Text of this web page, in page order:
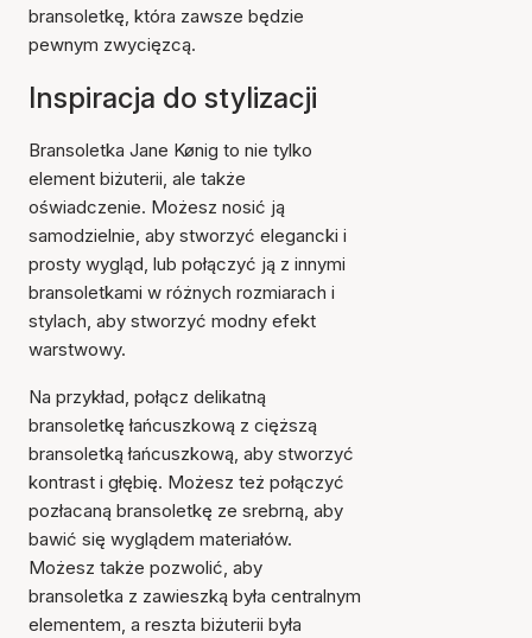
bransoletkę, która zawsze będzie
pewnym zwycięzcą.
Inspiracja do stylizacji
Bransoletka Jane Kønig to nie tylko
element biżuterii, ale także
oświadczenie. Możesz nosić ją
samodzielnie, aby stworzyć elegancki i
prosty wygląd, lub połączyć ją z innymi
bransoletkami w różnych rozmiarach i
stylach, aby stworzyć modny efekt
warstwowy.
Na przykład, połącz delikatną
bransoletkę łańcuszkową z cięższą
bransoletką łańcuszkową, aby stworzyć
kontrast i głębię. Możesz też połączyć
pozłacaną bransoletkę ze srebrną, aby
bawić się wyglądem materiałów.
Możesz także pozwolić, aby
bransoletka z zawieszką była centralnym
elementem, a reszta biżuterii była